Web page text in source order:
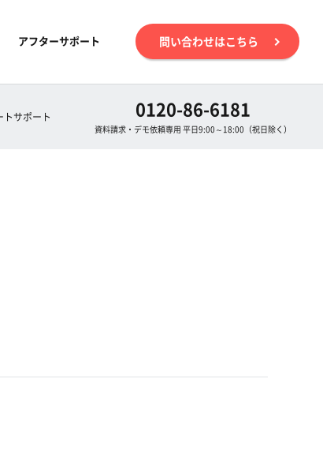
アフターサポート 問い合わせはこちら
トサポート 0120-86-6181
資料請求・デモ依頼専用 平日9:00～18:00（祝日除く）